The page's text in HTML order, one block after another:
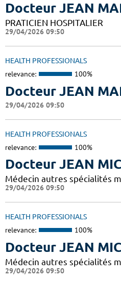
Docteur JEAN
PRATICIEN HOSPITALIER
29/04/2026 09:50
HEALTH PROFESSIONALS
relevance: 100%
Docteur JEAN
29/04/2026 09:50
HEALTH PROFESSIONALS
relevance: 100%
Docteur JEAN
Médecin autres spécialités
29/04/2026 09:50
HEALTH PROFESSIONALS
relevance: 100%
Docteur JEAN
Médecin autres spécialités
29/04/2026 09:50